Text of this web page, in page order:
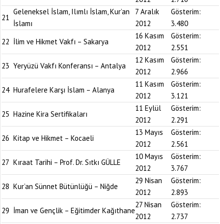
21
Geleneksel İslam, Ilımlı İslam, Kur’an
İslamı
7 Aralık
2012
Gösterim:
3.480
22 İlim ve Hikmet Vakfı – Sakarya
16 Kasım
2012
Gösterim:
2.551
23 Yeryüzü Vakfı Konferansı – Antalya
12 Kasım
2012
Gösterim:
2.966
24 Hurafelere Karşı İslam – Alanya
11 Kasım
2012
Gösterim:
3.121
25 Hazine Kira Sertifikaları
11 Eylül
2012
Gösterim:
2.291
26 Kitap ve Hikmet – Kocaeli
13 Mayıs
2012
Gösterim:
2.561
27 Kıraat Tarihi – Prof. Dr. Sıtkı GÜLLE
10 Mayıs
2012
Gösterim:
3.767
28 Kur’an Sünnet Bütünlüğü – Niğde
29 Nisan
2012
Gösterim:
2.893
29 İman ve Gençlik – Eğitimder Kağıthane
27 Nisan
2012
Gösterim:
2.737